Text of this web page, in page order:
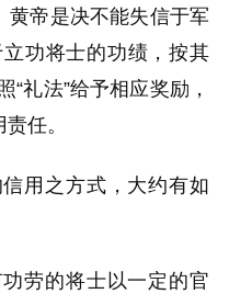
黄帝是决不能失信于军
功将士的功绩，按其
礼法”给予相应奖励，
任。
用之方式，大约有如
劳的将士以一定的官